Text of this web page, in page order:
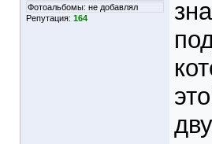
Фотоальбомы: не добавлял
Репутация: 164